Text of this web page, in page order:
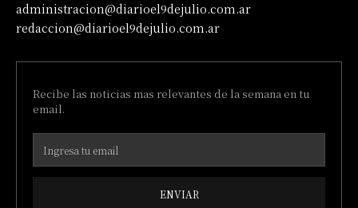
administracion@diarioel9dejulio.com.ar
redaccion@diarioel9dejulio.com.ar
Recibe las noticias mas relevantes de la semana en tu
email.
ENVIAR